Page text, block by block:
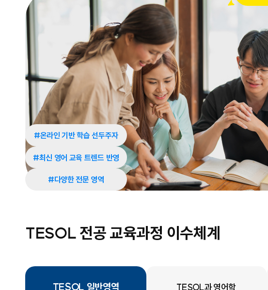
#온라인 기반 학습 선두주자
#최신 영어 교육 트렌드 반영
#다양한 전문 영역
TESOL 전공 교육과정 이수체계
TESOL 일반영역 TESOL과 영어학